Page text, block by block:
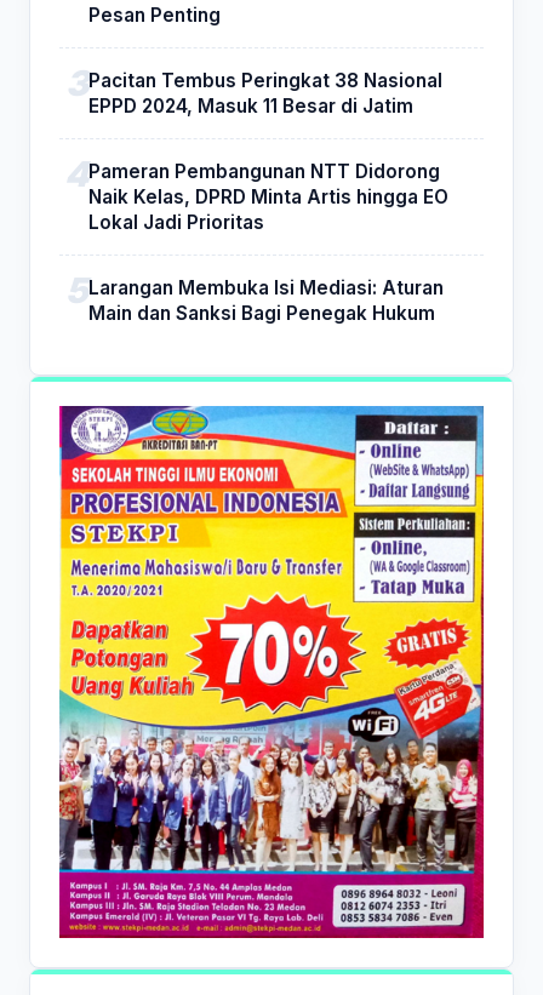
Pesan Penting
Pacitan Tembus Peringkat 38 Nasional
EPPD 2024, Masuk 11 Besar di Jatim
Pameran Pembangunan NTT Didorong
Naik Kelas, DPRD Minta Artis hingga EO
Lokal Jadi Prioritas
Larangan Membuka Isi Mediasi: Aturan
Main dan Sanksi Bagi Penegak Hukum